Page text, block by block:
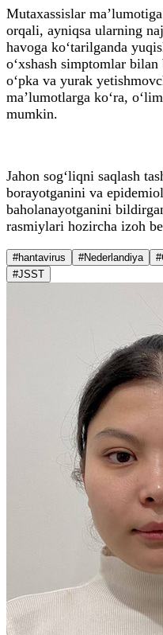
Mutaxassislar
orqali, ayniqsa ularning
havoga ko‘tarilganda
o‘xshash simptomlar
o‘pka va yurak
ma’lumotlarga ko‘ra,
mumkin.
Jahon sog‘liqni saqlash
borayotganini va
baholanayotganini
rasmiylari hozircha izoh
#hantavirus #Nederlandiya
#JSST